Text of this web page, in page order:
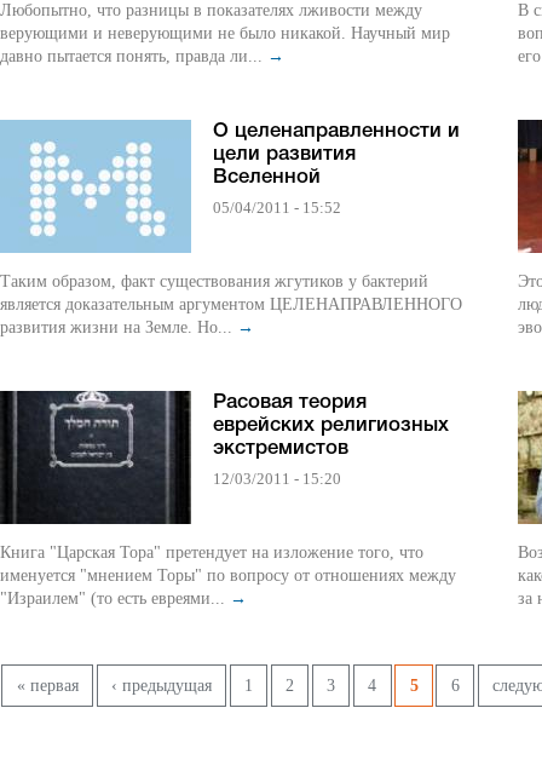
Любопытно, что разницы в показателях лживости между
верующими и неверующими не было никакой. Научный мир
давно пытается понять, правда ли... →
О целенаправленности и
цели развития
Вселенной
05/04/2011 - 15:52
Таким образом, факт существования жгутиков у бактерий
является доказательным аргументом ЦЕЛЕНАПРАВЛЕННОГО
развития жизни на Земле. Но... →
Расовая теория
еврейских религиозных
экстремистов
12/03/2011 - 15:20
Книга "Царская Тора" претендует на изложение того, что
именуется "мнением Торы" по вопросу от отношениях между
"Израилем" (то есть евреями... →
В
за
Страницы
« первая ‹ предыдущая 1 2 3 4 5 6